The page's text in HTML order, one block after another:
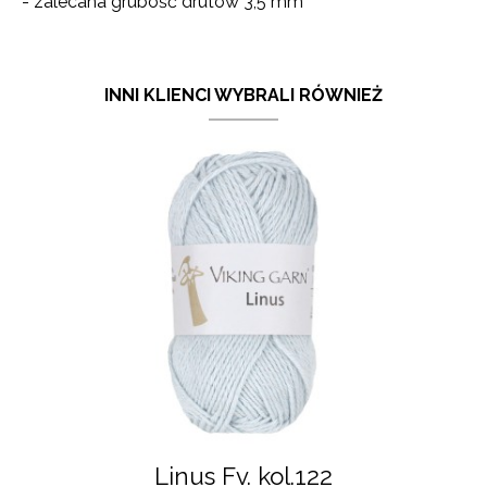
INNI KLIENCI WYBRALI RÓWNIEŻ
Linus Fv. kol.122